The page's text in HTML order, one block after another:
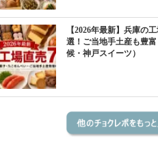
【2026年最新】兵庫の
選！ご当地手土産も豊
候・神戸スイーツ）